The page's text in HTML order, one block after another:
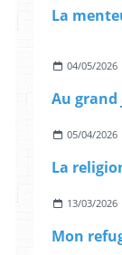
La
04/05/2026
Au
05/04/2026
La
13/03/2026
Mon